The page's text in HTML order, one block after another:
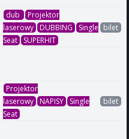
dub
Projektor
laserowy
DUBBING
Single
Seat
SUPERHIT
bilet
Projektor
laserowy
NAPISY
Single
Seat
bilet